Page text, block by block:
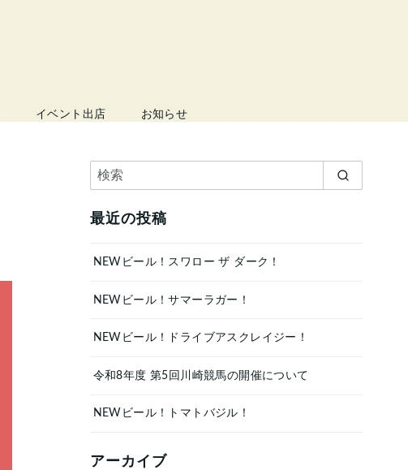
イベント出店 お知らせ
最近の投稿
NEWビール！スワロー ザ ダーク！
NEWビール！サマーラガー！
NEWビール！ドライブアスクレイジー！
令和8年度 第5回川崎競馬の開催について
NEWビール！トマトバジル！
アーカイブ